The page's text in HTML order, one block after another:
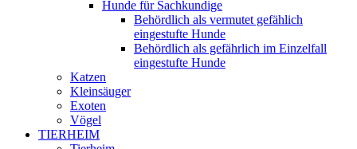
Hunde für Sachkundige
Behördlich als vermutet gefählich
eingestufte Hunde
Behördlich als gefährlich im Einzelfall
eingestufte Hunde
Katzen
Kleinsäuger
Exoten
Vögel
TIERHEIM